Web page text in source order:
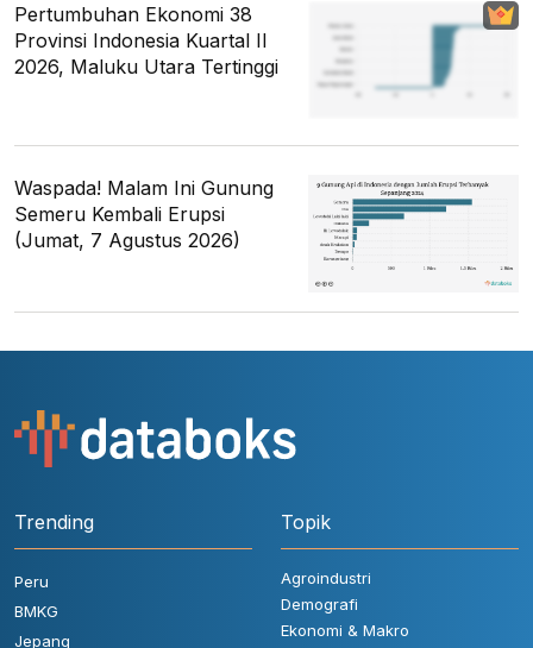
Pertumbuhan Ekonomi 38
Provinsi Indonesia Kuartal II
2026, Maluku Utara Tertinggi
Waspada! Malam Ini Gunung
Semeru Kembali Erupsi
(Jumat, 7 Agustus 2026)
Trending
Peru
BMKG
Jepang
Topik
Agroindustri
Demografi
Ekonomi & Makro